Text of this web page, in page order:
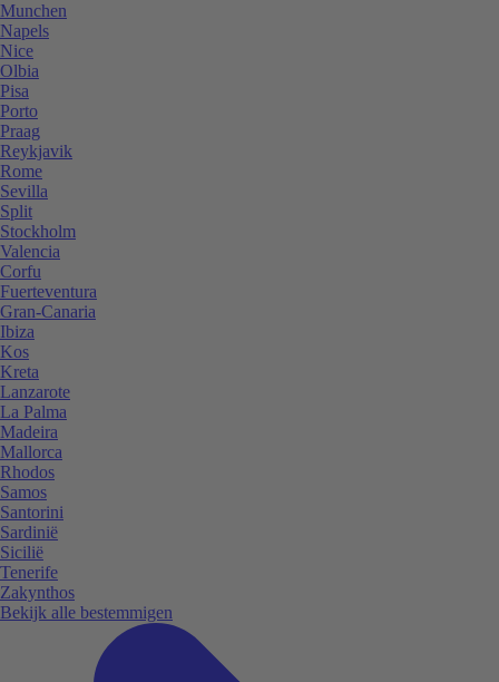
Munchen
Napels
Nice
Olbia
Pisa
Porto
Praag
Reykjavik
Rome
Sevilla
Split
Stockholm
Valencia
Corfu
Fuerteventura
Gran-Canaria
Ibiza
Kos
Kreta
Lanzarote
La Palma
Madeira
Mallorca
Rhodos
Samos
Santorini
Sardinië
Sicilië
Tenerife
Zakynthos
Bekijk alle bestemmigen